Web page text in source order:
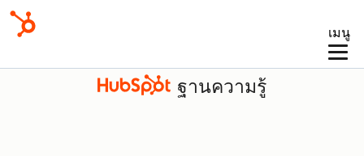
เมนู
ฐานความรู้